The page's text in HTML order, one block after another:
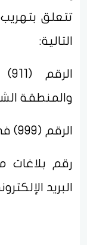
تتعلق
التالية:
والمنطقة
الرقم (999) في بقية مناطق المملكة.
البريد